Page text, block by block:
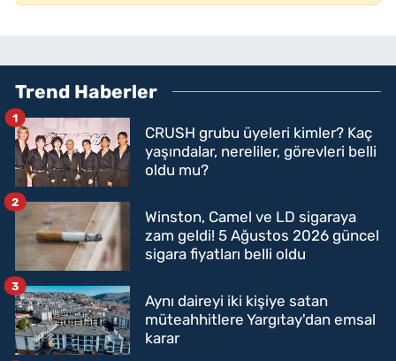
Trend Haberler
CRUSH grubu üyeleri kimler? Kaç
yaşındalar, nereliler, görevleri belli
oldu mu?
1
Winston, Camel ve LD sigaraya
zam geldi! 5 Ağustos 2026 güncel
sigara fiyatları belli oldu
2
Aynı daireyi iki kişiye satan
müteahhitlere Yargıtay'dan emsal
karar
3